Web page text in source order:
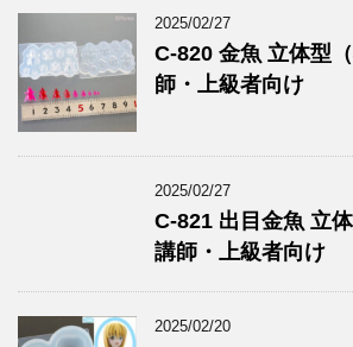
2025/02/27
C-820 金魚 立体型
師・上級者向け
2025/02/27
C-821 出目金魚 立
講師・上級者向け
2025/02/20